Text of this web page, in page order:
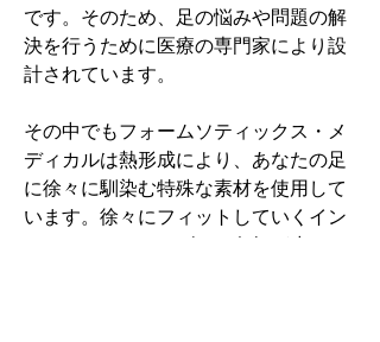
です。そのため、足の悩みや問題の解
決を行うために医療の専門家により設
計されています。
その中でもフォームソティックス・メ
ディカルは熱形成により、あなたの足
に徐々に馴染む特殊な素材を使用して
います。徐々にフィットしていくイン